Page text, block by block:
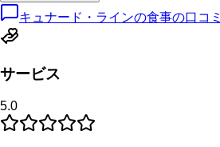
キュナード・ラインの食事の口コミ
サービス
5.0